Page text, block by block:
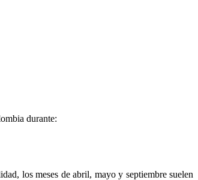
durante:
los meses de abril, mayo y septiembre suelen